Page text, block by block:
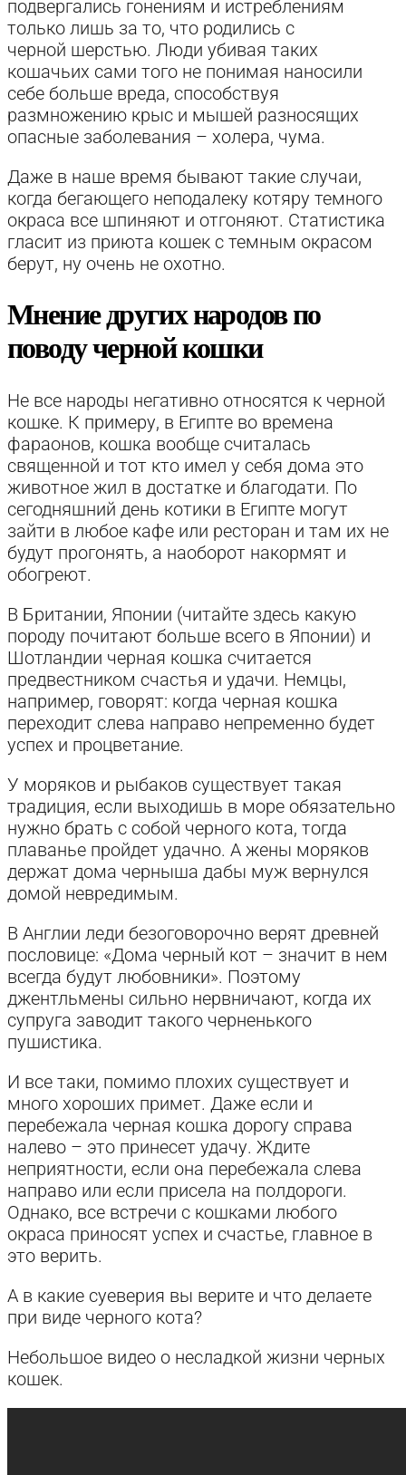
подвергались гонениям и истреблениям
только лишь за то, что родились с
черной шерстью. Люди убивая таких
кошачьих сами того не понимая наносили
себе больше вреда, способствуя
размножению крыс и мышей разносящих
опасные заболевания – холера, чума.
Даже в наше время бывают такие случаи,
когда бегающего неподалеку котяру темного
окраса все шпиняют и отгоняют. Статистика
гласит из приюта кошек с темным окрасом
берут, ну очень не охотно.
Мнение других народов по
поводу черной кошки
Не все народы негативно относятся к черной
кошке. К примеру, в Египте во времена
фараонов, кошка вообще считалась
священной и тот кто имел у себя дома это
животное жил в достатке и благодати. По
сегодняшний день котики в Египте могут
зайти в любое кафе или ресторан и там их не
будут прогонять, а наоборот накормят и
обогреют.
В Британии, Японии (читайте здесь какую
породу почитают больше всего в Японии) и
Шотландии черная кошка считается
предвестником счастья и удачи. Немцы,
например, говорят: когда черная кошка
переходит слева направо непременно будет
успех и процветание.
У моряков и рыбаков существует такая
традиция, если выходишь в море обязательно
нужно брать с собой черного кота, тогда
плаванье пройдет удачно. А жены моряков
держат дома черныша дабы муж вернулся
домой невредимым.
В Англии леди безоговорочно верят древней
пословице: «Дома черный кот – значит в нем
всегда будут любовники». Поэтому
джентльмены сильно нервничают, когда их
супруга заводит такого черненького
пушистика.
И все таки, помимо плохих существует и
много хороших примет. Даже если и
перебежала черная кошка дорогу справа
налево – это принесет удачу. Ждите
неприятности, если она перебежала слева
направо или если присела на полдороги.
Однако, все встречи с кошками любого
окраса приносят успех и счастье, главное в
это верить.
А в какие суеверия вы верите и что делаете
при виде черного кота?
Небольшое видео о несладкой жизни черных
кошек.